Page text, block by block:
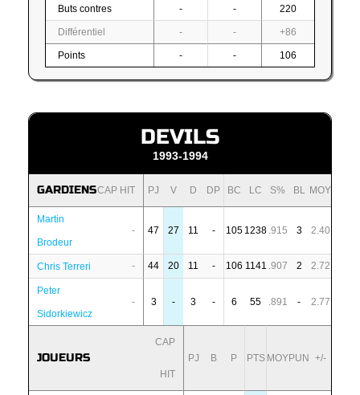
Buts contres - - 220
Différentiel - - +86
Points - - 106
DEVILS
1993-1994
GARDIENSCAP HIT PJ V D DP BC LC S% BL MOY
Martin
Brodeur
- 47 27 11 - 105 1238 .915 3 2.40
Chris Terreri - 44 20 11 - 106 1141 .907 2 2.72
Peter
Sidorkiewicz
- 3 - 3 - 6 55 .891 - 2.77
JOUEURS
CAP
HIT
PJ B P PTS MOYPUN +/-